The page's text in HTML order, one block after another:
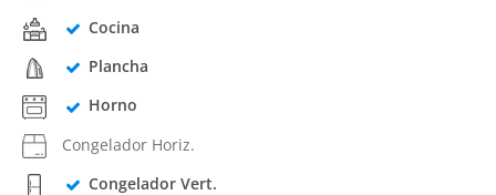
Cocina
Plancha
Horno
Congelador Horiz.
Congelador Vert.